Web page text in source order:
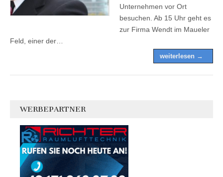
Unternehmen vor Ort
besuchen. Ab 15 Uhr geht es
zur Firma Wendt im Maueler
Feld, einer der…
weiterlesen →
WERBEPARTNER